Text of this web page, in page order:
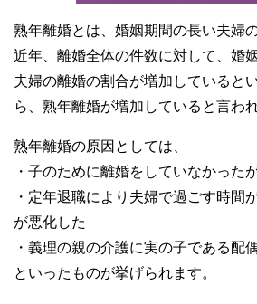
熟年離婚とは、婚姻期間の長い夫婦
近年、離婚全体の件数に対して、婚
夫婦の離婚の割合が増加していると
ら、熟年離婚が増加していると言わ
熟年離婚の原因としては、
・子のために離婚をしていなかった
・定年退職により夫婦で過ごす時間
が悪化した
・義理の親の介護に実の子である配
といったものが挙げられます。